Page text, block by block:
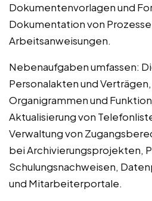
Dokumentenvorlagen und
Dokumentation von
Arbeitsanweisungen.
Nebenaufgaben umfassen:
Personalakten und
Organigrammen und
Aktualisierung von
Verwaltung von
bei Archivierungsprojekten,
Schulungsnachweisen,
und Mitarbeiterportale.